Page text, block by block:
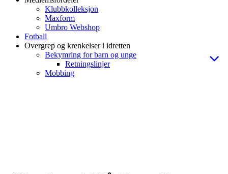
Klubbkolleksjon
Maxform
Umbro Webshop
Fotball
Overgrep og krenkelser i idretten
Bekymring for barn og unge
Retningslinjer
Mobbing